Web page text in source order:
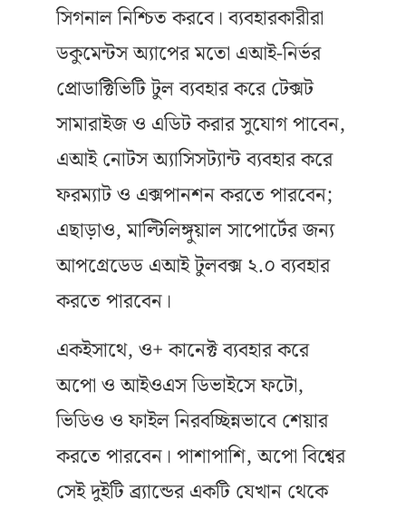
সিগনাল নিশ্চিত করবে। ব্যবহারকারীরা
ডকুমেন্টস অ্যাপের মতো এআই-নির্ভর
প্রোডাক্টিভিটি টুল ব্যবহার করে টেক্সট
সামারাইজ ও এডিট করার সুযোগ পাবেন,
এআই নোটস অ্যাসিসট্যান্ট ব্যবহার করে
ফরম্যাট ও এক্সপানশন করতে পারবেন;
এছাড়াও, মাল্টিলিঙ্গুয়াল সাপোর্টের জন্য
আপগ্রেডেড এআই টুলবক্স ২.০ ব্যবহার
করতে পারবেন।
একইসাথে, ও+ কানেক্ট ব্যবহার করে
অপো ও আইওএস ডিভাইসে ফটো,
ভিডিও ও ফাইল নিরবচ্ছিন্নভাবে শেয়ার
করতে পারবেন। পাশাপাশি, অপো বিশ্বের
সেই দুইটি ব্র্যান্ডের একটি যেখান থেকে